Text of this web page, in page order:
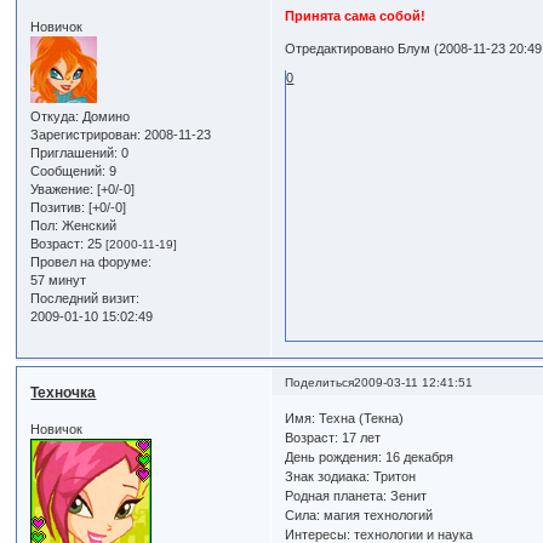
Новичок
Откуда: Домино
Зарегистрирован: 2008-11-23
Приглашений: 0
Сообщений: 9
Уважение: [+0/-0]
Позитив: [+0/-0]
Пол: Женский
Возраст: 25[2000-11-19]
Провел на форуме:
57 минут
Последний визит:
2009-01-10 15:02:49
Принята сама собой!
Отредактировано Блум (2008-11-23
0
Поделиться2009-03-11 12:41:51
Техночка
Новичок
Имя: Техна (Текна)
Возраст: 17 лет
День рождения: 16 декабря
Знак зодиака: Тритон
Родная планета: Зенит
Сила: магия технологий
Интересы: технологии и наука